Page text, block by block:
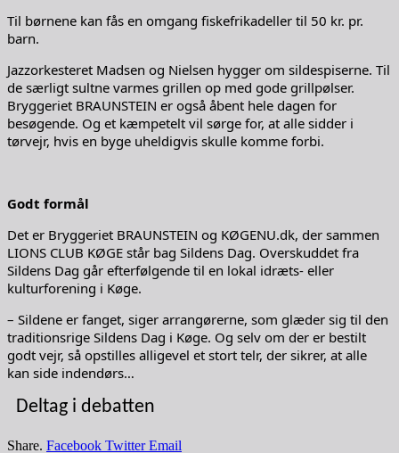
Til børnene kan fås en omgang fiskefrikadeller til 50 kr. pr.
barn.
Jazzorkesteret Madsen og Nielsen hygger om sildespiserne. Til
de særligt sultne varmes grillen op med gode grillpølser.
Bryggeriet BRAUNSTEIN er også åbent hele dagen for
besøgende. Og et kæmpetelt vil sørge for, at alle sidder i
tørvejr, hvis en byge uheldigvis skulle komme forbi.
Godt formål
Det er Bryggeriet BRAUNSTEIN og KØGENU.dk, der sammen
LIONS CLUB KØGE står bag Sildens Dag. Overskuddet fra
Sildens Dag går efterfølgende til en lokal idræts- eller
kulturforening i Køge.
– Sildene er fanget, siger arrangørerne, som glæder sig til den
traditionsrige Sildens Dag i Køge. Og selv om der er bestilt
godt vejr, så opstilles alligevel et stort telr, der sikrer, at alle
kan side indendørs…
Deltag i debatten
Share. Facebook Twitter Email